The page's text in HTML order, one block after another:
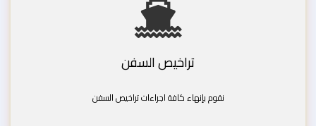
تراخيص السفن
نقوم بإنهاء كافة اجراءات تراخيص السفن